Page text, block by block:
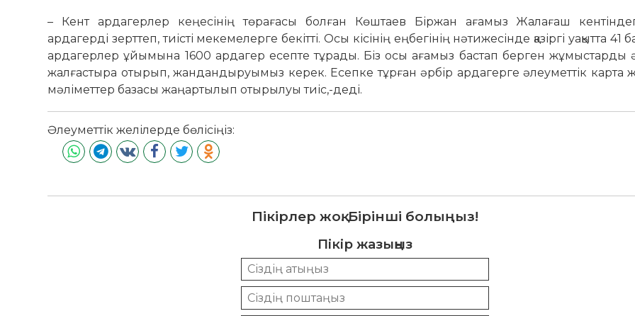
– Кент ардагерлер кеңесінің төрағасы болған Көштаев Біржан ағамыз Жалағаш
ардагерді зерттеп, тиісті мекемелерге бекітті. Осы кісінің еңбегінің нәтижесінде қазіргі уақытта 41
ардагерлер ұйымына 1600 ардагер есепте тұрады. Біз осы ағамыз бастап берген жұмыстарды
жалғастыра отырып, жандандыруымыз керек. Есепке тұрған әрбір ардагерге әлеуметтік карта
мәліметтер базасы жаңартылып отырылуы тиіс,-деді.
Әлеуметтік желілерде бөлісіңіз:
Пікірлер жоқ. Бірінші болыңыз!
Пікір жазыңыз